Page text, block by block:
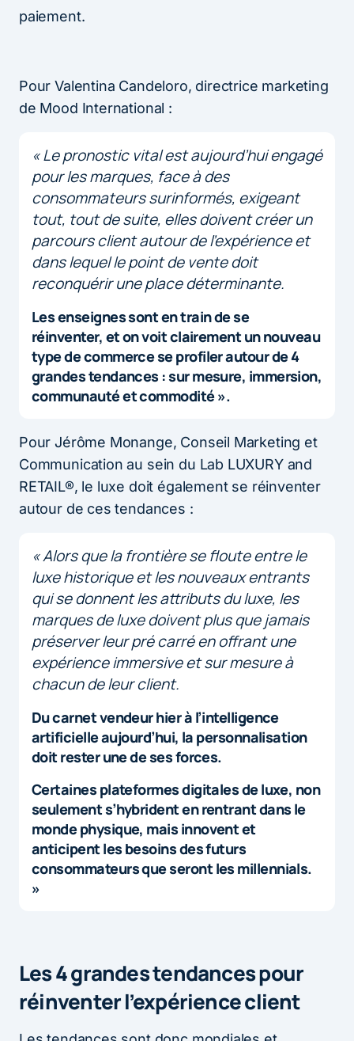
paiement.
Pour Valentina Candeloro, directrice marketing
de Mood International :
« Le pronostic vital est aujourd’hui engagé
pour les marques, face à des
consommateurs surinformés, exigeant
tout, tout de suite, elles doivent créer un
parcours client autour de l’expérience et
dans lequel le point de vente doit
reconquérir une place déterminante.
Les enseignes sont en train de se
réinventer, et on voit clairement un nouveau
type de commerce se profiler autour de 4
grandes tendances : sur mesure, immersion,
communauté et commodité ».
Pour Jérôme Monange, Conseil Marketing et
Communication au sein du Lab LUXURY and
RETAIL®, le luxe doit également se réinventer
autour de ces tendances :
« Alors que la frontière se floute entre le
luxe historique et les nouveaux entrants
qui se donnent les attributs du luxe, les
marques de luxe doivent plus que jamais
préserver leur pré carré en offrant une
expérience immersive et sur mesure à
chacun de leur client.
Du carnet vendeur hier à l’intelligence
artificielle aujourd’hui, la personnalisation
doit rester une de ses forces.
Certaines plateformes digitales de luxe, non
seulement s’hybrident en rentrant dans le
monde physique, mais innovent et
anticipent les besoins des futurs
consommateurs que seront les millennials.
»
Les 4 grandes tendances pour
réinventer l’expérience client